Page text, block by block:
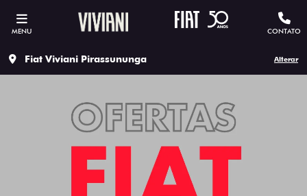
MENU CONTATO
Fiat Viviani Pirassununga Alterar